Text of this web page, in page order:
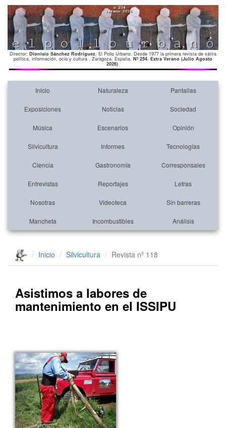
Director: Dionisio Sánchez Rodríguez. El Pollo Urbano. Desde 1977 la primera revista de sátira
política, información, ocio y cultura . Zaragoza. España. Nº 254. Extra Verano (Julio Agosto
2026).
Inicio Naturaleza Pantallas
Exposiciones Noticias Sociedad
Música Escenarios Opinión
Silvicultura Informes Tecnologías
Ciencia Gastronomía Corresponsales
Entrevistas Reportajes Letras
Nosotras Videoteca Sin barreras
Mancheta Incombustibles Análisis
Inicio Silvicultura Revista nº 118
Asistimos a labores de
mantenimiento en el ISSIPU